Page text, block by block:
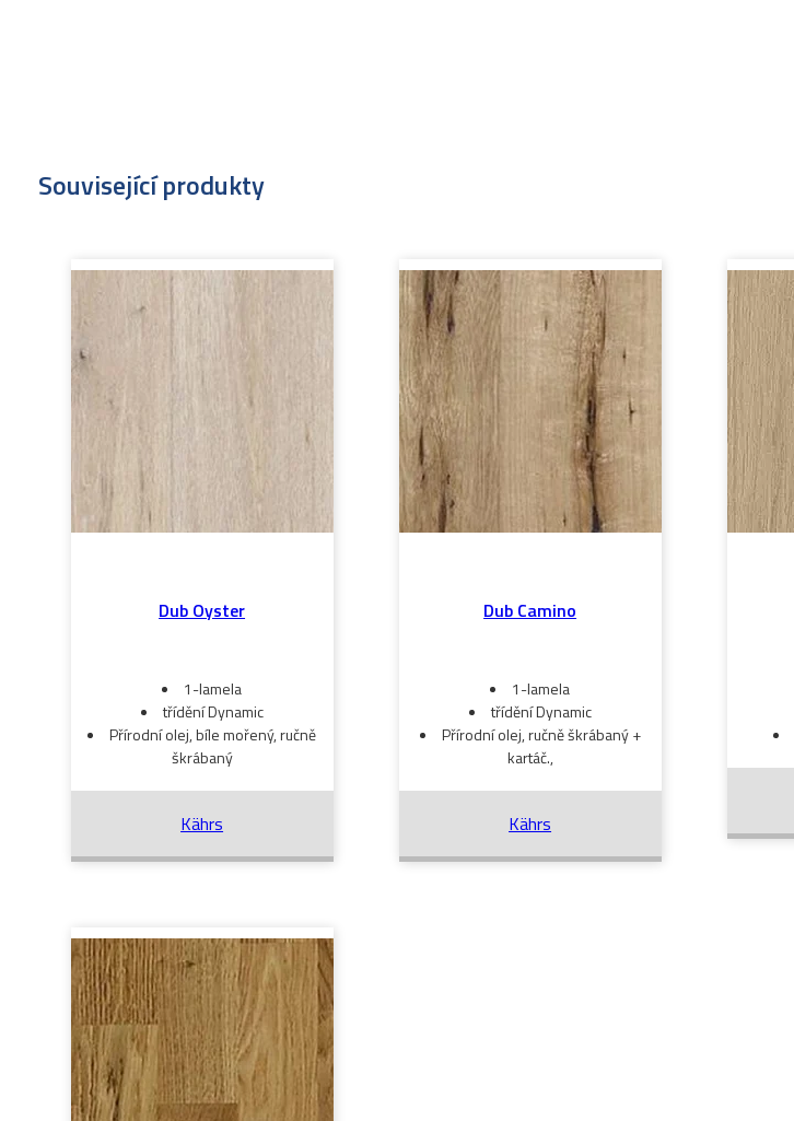
Související produkty
Dub Oyster
1-lamela
třídění Dynamic
Přírodní olej, bíle mořený, ručně
škrábaný
Kährs
Dub Camino
1-lamela
třídění Dynamic
Přírodní olej, ručně škrábaný +
kartáč.,
Kährs